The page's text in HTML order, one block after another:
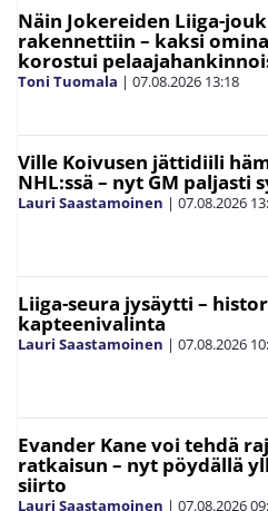
Näin Jokereiden Liiga-
rakennettiin – kaksi
korostui
Toni Tuomala | 07.08.2026 13:18
Ville Koivusen jättidiili
NHL:ssä – nyt GM paljasti
Lauri Saastamoinen | 07.08.2026
Liiga-seura jysäytti –
kapteenivalinta
Lauri Saastamoinen | 07.08.2026
Evander Kane voi tehdä
ratkaisun – nyt pöydällä
siirto
Lauri Saastamoinen | 07.08.2026